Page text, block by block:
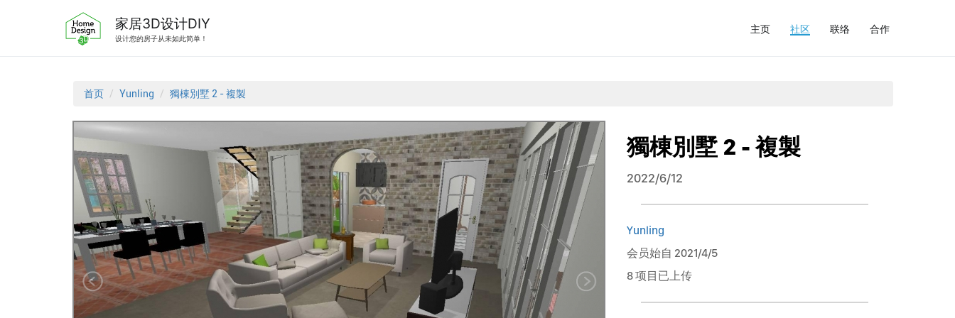
家居3D设计DIY
设计您的房子从未如此简单！
主页 社区 联络 合作
首页 Yunling 獨棟別墅 2 - 複製
獨棟別墅 2 - 複製
2022/6/12
Yunling
会员始自 2021/4/5
8 项目已上传